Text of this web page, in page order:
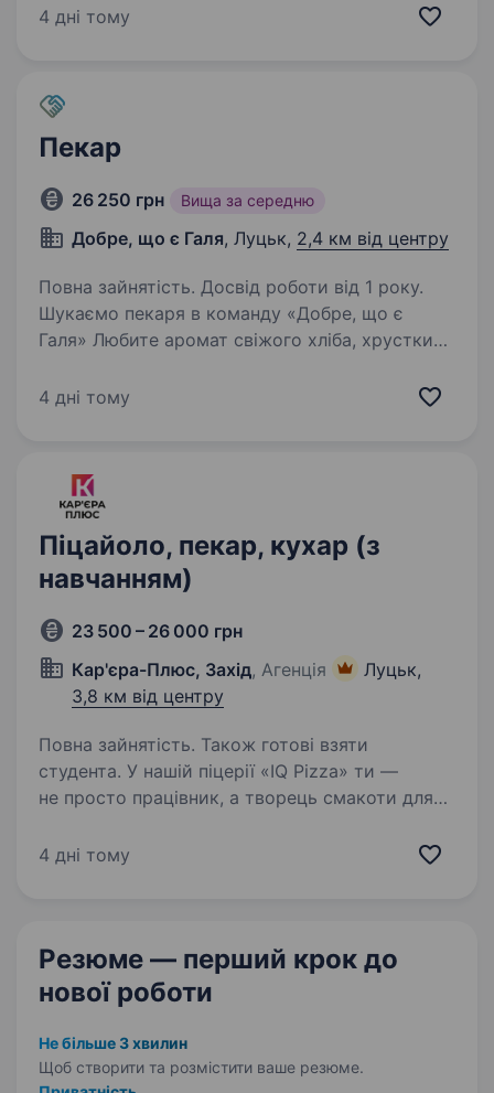
ми шукаємо у команду піцайоло, який готує
4 дні тому
Пекар
26 250 грн Вища за середню
Добре, що є Галя, Луцьк, 2,4 км від центру
Повна зайнятість. Досвід роботи від 1 року.
Шукаємо пекаря в команду «Добре, що є
Галя» Любите аромат свіжого хліба, хрустких
нам по дорозі! «Добре, що є Галя» — це нова
4 дні тому
Піцайоло, пекар, кухар (з
навчанням)
23 500 – 26 000 грн
Кар'єра-Плюс, Захід, Агенція
Луцьк,
3,8 км від центру
Повна зайнятість. Також готові взяти
студента. У нашій піцерії «IQ Pizza» ти —
не просто працівник, а творець смакоти для
ми шукаємо у команду піцайоло, який готує
4 дні тому
Резюме — перший крок до
нової роботи
Не більше 3 хвилин
Щоб створити та розмістити ваше резюме.